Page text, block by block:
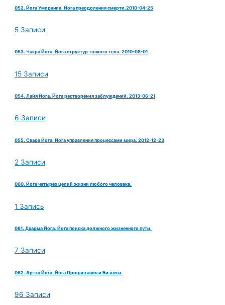
052. Йога Умирания. Йога преодоления смерти.2010-04-25
5 Записи
053. Чакра Йога. Йога структур тонкого тела. 2010-08-01
15 Записи
054. Лайя Йога. Йога растворения заблуждений. 2013-06-21
6 Записи
055. Свара Йога. Йога управления процессами мира. 2012-12-23
2 Записи
060. Йога четырех целий жизни любого человека.
1 Запись
061. Дхарма Йога. Йога поиска должного жизненного пути.
7 Записи
062. Артха Йога. Йога Процветания и Бизнеса.
96 Записи